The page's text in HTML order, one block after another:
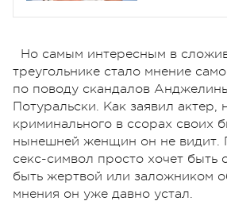
Но самым интересным в
треугольнике стало мнение
по поводу скандалов
Потуральски. Как заявил актер,
криминального в ссорах своих
нынешней женщин он не видит.
секс-символ просто хочет быть
быть жертвой или заложником
мнения он уже давно устал.